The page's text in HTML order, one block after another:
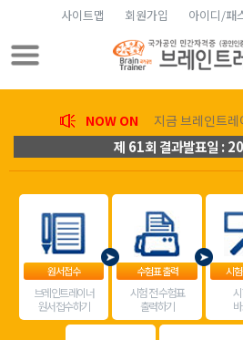
사이트맵 회원가입 아이디/패
NOW ON 지금 브레인트
제 61회 결과발표일 :
원서접수
브레인트레이너
원서접수하기
수험표 출력
시험 전 수험표
출력하기
시